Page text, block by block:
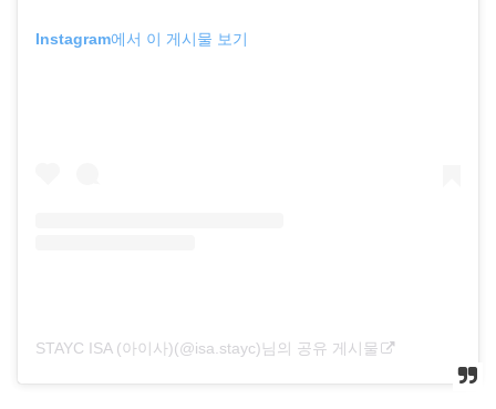
Instagram에서 이 게시물 보기
STAYC ISA (아이사)(@isa.stayc)님의 공유 게시물